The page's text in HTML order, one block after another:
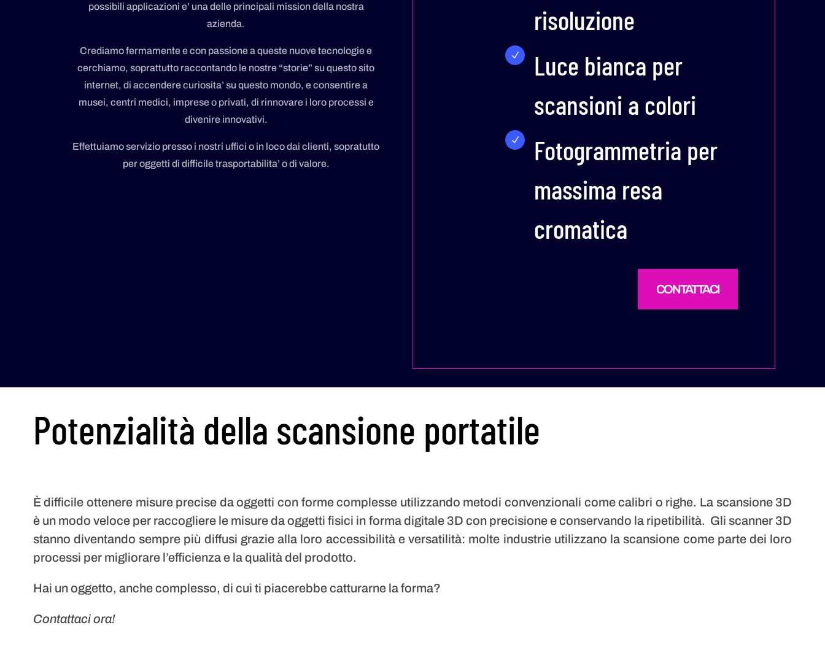
possibili applicazioni e’ una delle principali mission della nostra
azienda.
Crediamo fermamente e con passione a queste nuove tecnologie e
cerchiamo, soprattutto raccontando le nostre “storie” su questo sito
internet, di accendere curiosita’ su questo mondo, e consentire a
musei, centri medici, imprese o privati, di rinnovare i loro processi e
divenire innovativi.
Effettuiamo servizio presso i nostri uffici o in loco dai clienti, sopratutto
per oggetti di difficile trasportabilita’ o di valore.
risoluzione
N
Luce bianca per
scansioni a colori
N
Fotogrammetria per
massima resa
cromatica
CONTATTACI
Potenzialità della scansione portatile
È difficile ottenere misure precise da oggetti con forme complesse utilizzando metodi convenzionali come calibri o righe. La scansione 3D
è un modo veloce per raccogliere le misure da oggetti fisici in forma digitale 3D con precisione e conservando la ripetibilità. Gli scanner 3D
stanno diventando sempre più diffusi grazie alla loro accessibilità e versatilità: molte industrie utilizzano la scansione come parte dei loro
processi per migliorare l’efficienza e la qualità del prodotto.
Hai un oggetto, anche complesso, di cui ti piacerebbe catturarne la forma?
Contattaci ora!